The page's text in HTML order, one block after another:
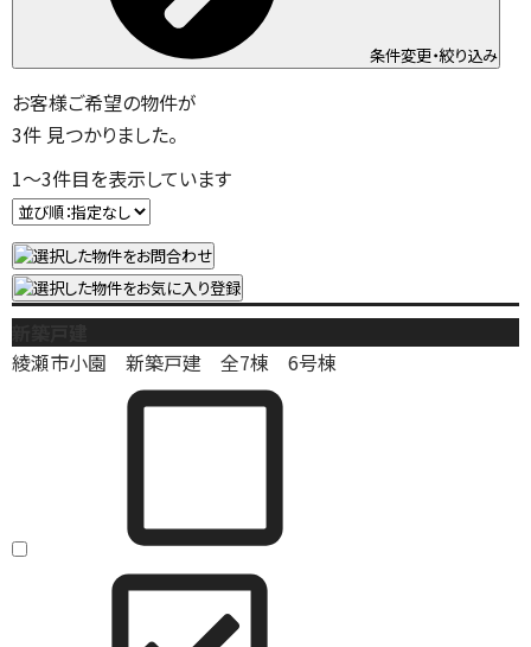
条件変更・絞り込み
お客様ご希望の物件が
3件 見つかりました。
1～3件目を表示しています
綾瀬市小園 新築戸建 全7棟 6号棟